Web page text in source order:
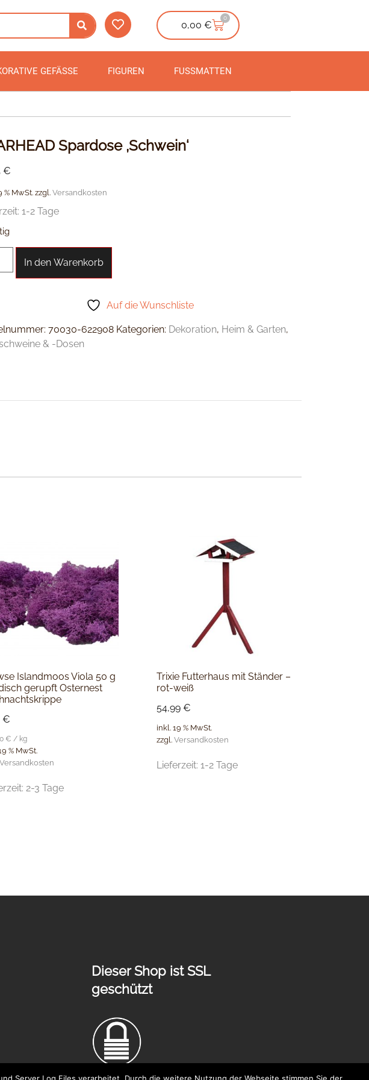
0,00€
0
GEFÄSSE FIGUREN FUSSMATTEN
Spardose ‚Schwein‘
€
% MwSt. zzgl.Versandkosten
1-2 Tage
In den Warenkorb
Auf die Wunschliste
70030-622908 Kategorien: Dekoration, Heim & Garten,
& -Dosen
Islandmoos Viola 50 g
gerupft Osternest
€
€ / kg
% MwSt.
Versandkosten
2-3 Tage
Trixie Futterhaus mit Ständer –
rot-weiß
54,99 €
inkl. 19 % MwSt.
zzgl. Versandkosten
Lieferzeit: 1-2 Tage
Dieser Shop ist SSL
geschützt